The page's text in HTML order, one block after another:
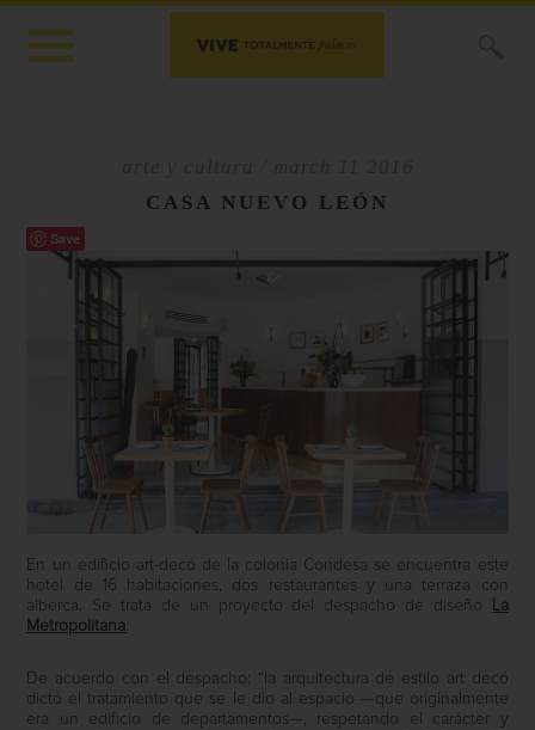
CASA NUEVO LEÓN
Save
En un edificio art-decó de la colonia Condesa se encuentra este
hotel de 16 habitaciones, dos restaurantes y una terraza con
alberca. Se trata de un proyecto del despacho de diseño
La
Metropolitana.
De acuerdo con el despacho: “la arquitectura de estilo art decó
dictó el tratamiento que se le dio al espacio —que originalmente
era un edificio de departamentos—, respetando el carácter y